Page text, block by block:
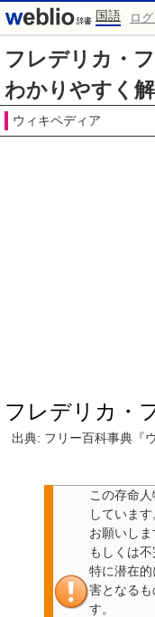
国語 ロ
フレデリカ・
わかりやすく
ウィキペディア
フレデリカ・
出典: フリー百科事典『
この存命人
しています
お願いしま
もしくは
特に潜在
害となるも
す。